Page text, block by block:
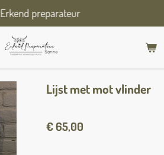
Erkend preparateur
Lijst met mot vlinder
€ 65,00